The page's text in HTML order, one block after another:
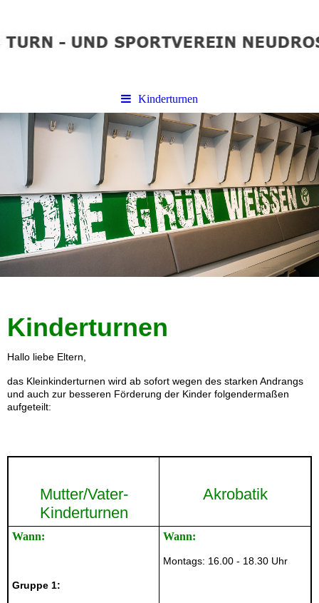
Kinderturnen
Kinderturnen
Hallo liebe Eltern,
das Kleinkinderturnen wird ab sofort wegen des starken Andrangs
und auch zur besseren Förderung der Kinder folgendermaßen
aufgeteilt:
Mutter/Vater-
Kinderturnen
Akrobatik
Wann:
Gruppe 1:
Wann:
Montags: 16.00 - 18.30 Uhr